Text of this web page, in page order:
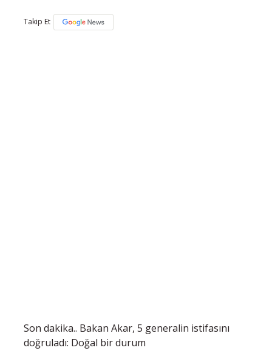
Takip Et
Son dakika.. Bakan Akar, 5 generalin istifasını
doğruladı: Doğal bir durum